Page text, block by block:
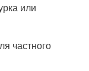
или
частного